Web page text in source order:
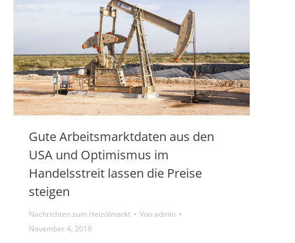
Gute Arbeitsmarktdaten aus den
USA und Optimismus im
Handelsstreit lassen die Preise
steigen
Nachrichten zum Heizölmarkt Vonadmin
November 4, 2019